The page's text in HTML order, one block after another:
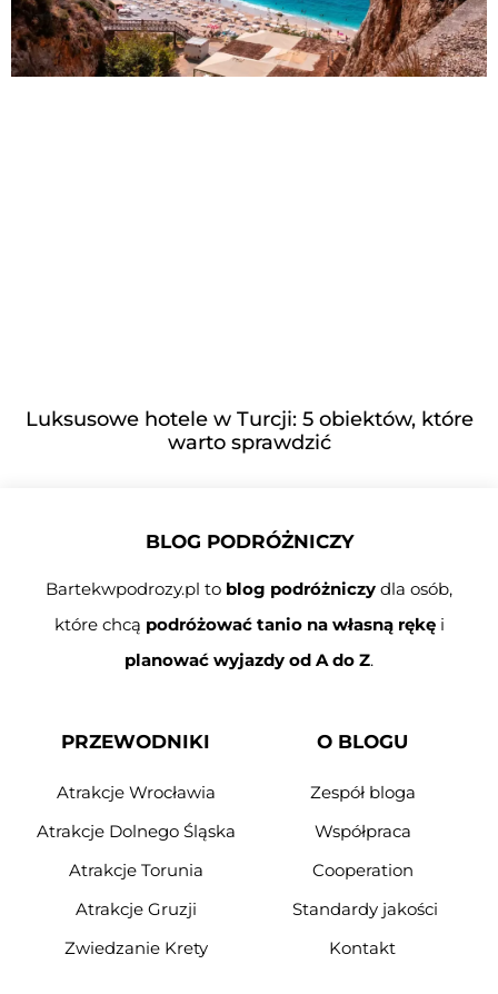
Luksusowe hotele w Turcji: 5 obiektów, które
warto sprawdzić
BLOG PODRÓŻNICZY
Bartekwpodrozy.pl to blog podróżniczy dla osób,
które chcą podróżować tanio na własną rękęi
planować wyjazdy od A do Z.
PRZEWODNIKI
Atrakcje Wrocławia
Atrakcje Dolnego Śląska
Atrakcje Torunia
Atrakcje Gruzji
Zwiedzanie Krety
O BLOGU
Zespół bloga
Współpraca
Cooperation
Standardy jakości
Kontakt